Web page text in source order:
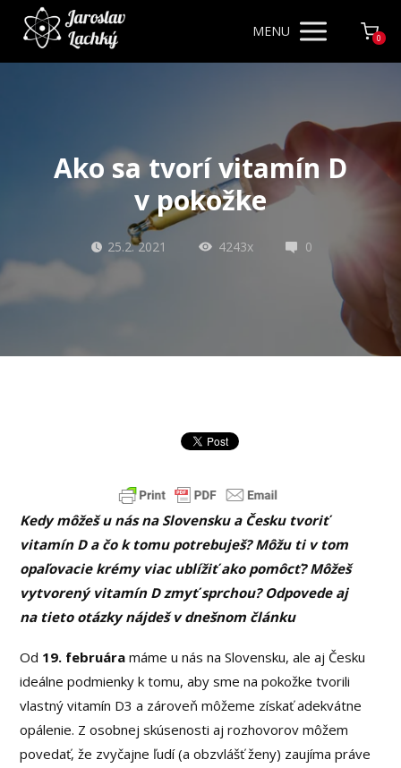
MENU 0
Ako sa tvorí vitamín D
v pokožke
25.2. 2021 4243x 0
Kedy môžeš u nás na Slovensku a Česku tvoriť
vitamín D a čo k tomu potrebuješ? Môžu ti v tom
opaľovacie krémy viac ublížiť ako pomôcť? Môžeš
vytvorený vitamín D zmyť sprchou? Odpovede aj
na tieto otázky nájdeš v dnešnom článku
Od 19. februára máme u nás na Slovensku, ale aj Česku
ideálne podmienky k tomu, aby sme na pokožke tvorili
vlastný vitamín D3 a zároveň môžeme získať adekvátne
opálenie. Z osobnej skúsenosti aj rozhovorov môžem
povedať, že zvyčajne ľudí (a obzvlášť ženy) zaujíma práve